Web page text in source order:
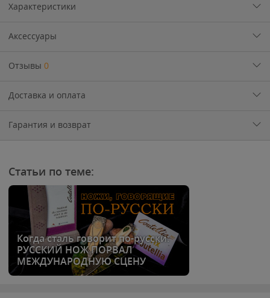
Характеристики
Аксессуары
Отзывы 0
Доставка и оплата
Гарантия и возврат
Статьи по теме:
Когда сталь говорит по-русски:
РУССКИЙ НОЖ ПОРВАЛ
МЕЖДУНАРОДНУЮ СЦЕНУ